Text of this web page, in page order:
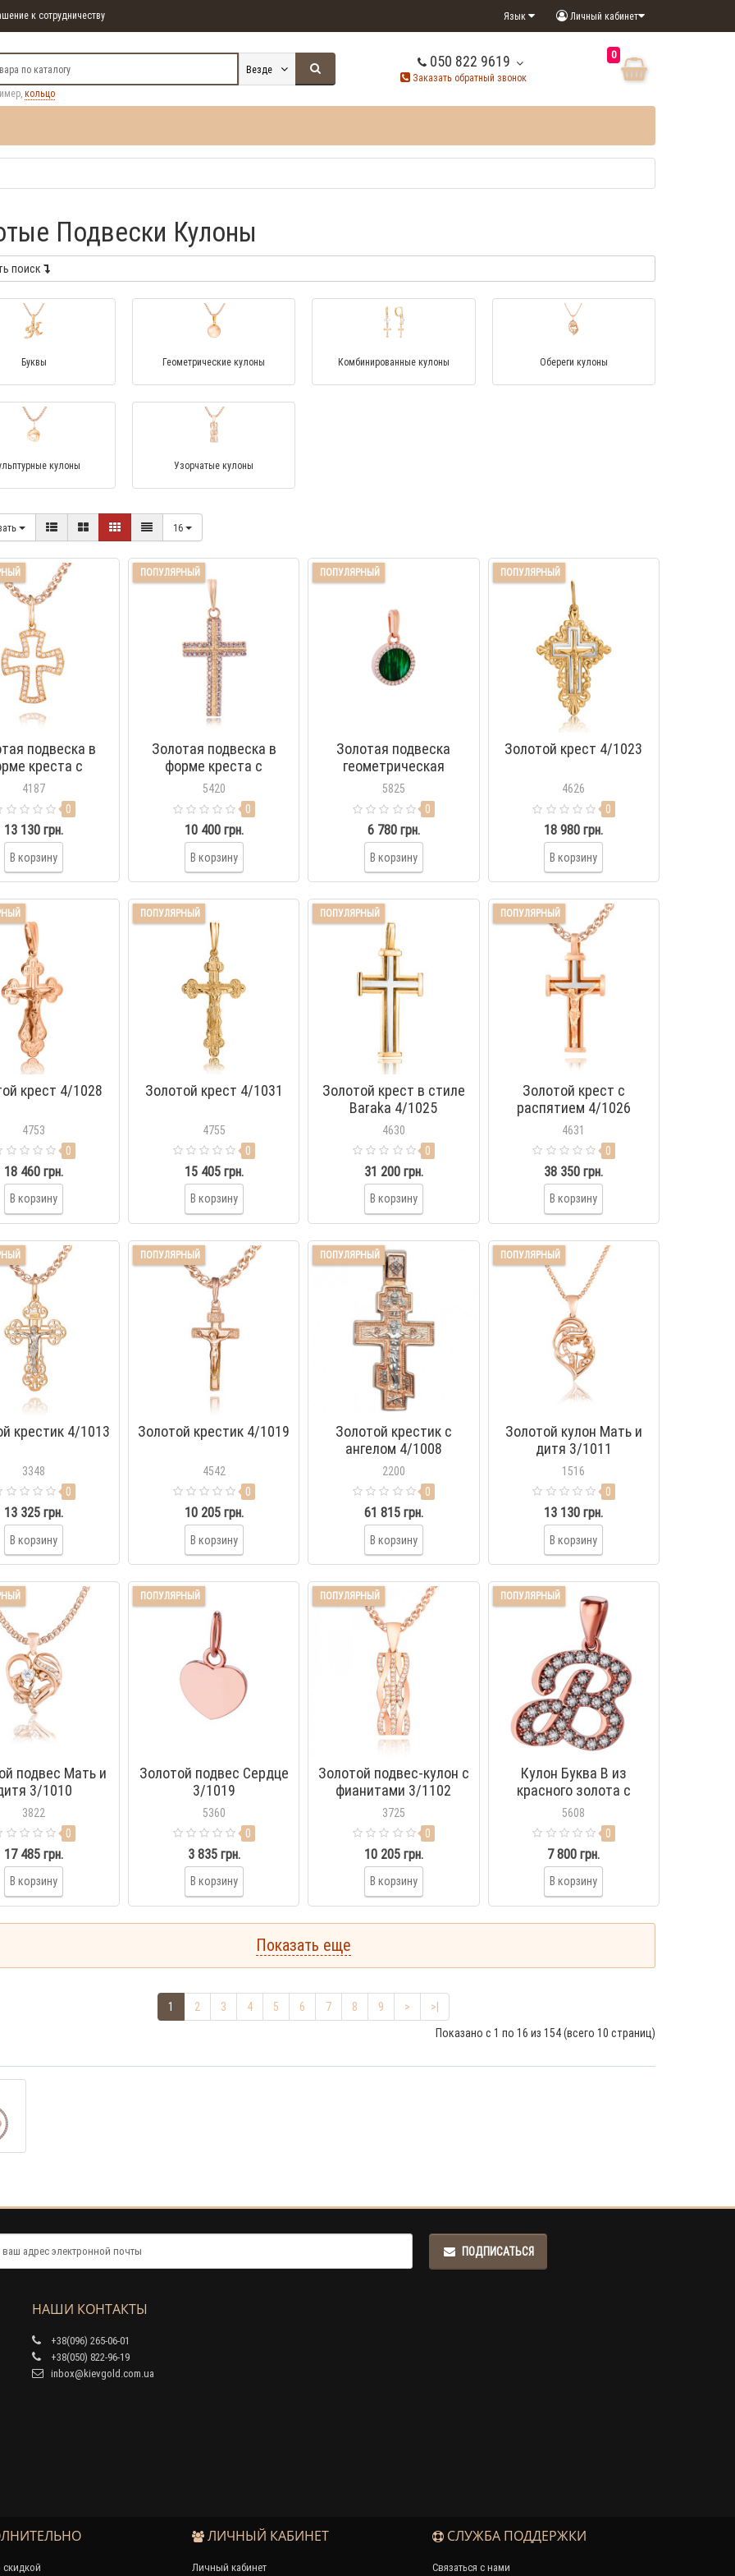
к сотрудничеству Личный кабинет
Язык
050 822 9619
Заказать обратный звонок
0
Везде
кольцо
Подвески Кулоны
поиск
Буквы Геометрические кулоны Комбинированные кулоны Обереги кулоны
кулоны Узорчатые кулоны
16
подвеска в
креста с
3/1012
4187
0
13 130 грн.
В корзину
ПОПУЛЯРНЫЙ
Золотая подвеска в
форме креста с
фианитами 3/1023
5420
0
10 400 грн.
В корзину
ПОПУЛЯРНЫЙ
Золотая подвеска
геометрическая
3/1147/6
5825
0
6 780 грн.
В корзину
ПОПУЛЯРНЫЙ
Золотой крест 4/1023
4626
0
18 980 грн.
В корзину
крест 4/1028
4753
0
18 460 грн.
В корзину
ПОПУЛЯРНЫЙ
Золотой крест 4/1031
4755
0
15 405 грн.
В корзину
ПОПУЛЯРНЫЙ
Золотой крест в стиле
Baraka 4/1025
4630
0
31 200 грн.
В корзину
ПОПУЛЯРНЫЙ
Золотой крест с
распятием 4/1026
4631
0
38 350 грн.
В корзину
крестик 4/1013
3348
0
13 325 грн.
В корзину
ПОПУЛЯРНЫЙ
Золотой крестик 4/1019
4542
0
10 205 грн.
В корзину
ПОПУЛЯРНЫЙ
Золотой крестик с
ангелом 4/1008
2200
0
61 815 грн.
В корзину
ПОПУЛЯРНЫЙ
Золотой кулон Мать и
дитя 3/1011
1516
0
13 130 грн.
В корзину
подвес Мать и
3/1010
3822
0
17 485 грн.
В корзину
ПОПУЛЯРНЫЙ
Золотой подвес Сердце
3/1019
5360
0
3 835 грн.
В корзину
ПОПУЛЯРНЫЙ
Золотой подвес-кулон с
фианитами 3/1102
3725
0
10 205 грн.
В корзину
ПОПУЛЯРНЫЙ
Кулон Буква В из
красного золота с
фианитами 3/1030/В
5608
0
7 800 грн.
В корзину
Показать еще
1 2 3 4 5 6 7 8 9 >
>|
Показано с 1 по 16 из 154 (всего 10 страниц)
ПОДПИСАТЬСЯ
НАШИ КОНТАКТЫ
+38(096) 265-06-01
+38(050) 822-96-19
inbox@kievgold.com.ua
ЛИЧНЫЙ КАБИНЕТ
Личный кабинет
СЛУЖБА ПОДДЕРЖКИ
Связаться с нами